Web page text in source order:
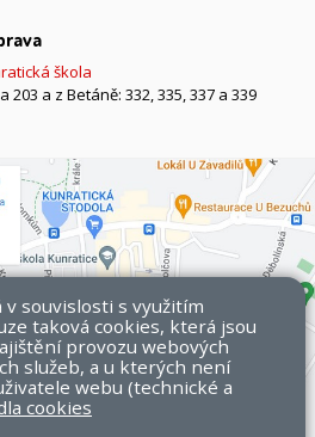
škola
203 a z Betáně: 332, 335, 337 a 339
v souvislosti s využitím
taková cookies, která jsou
provozu webových
služeb, a u kterých není
webu (technické a
cookies